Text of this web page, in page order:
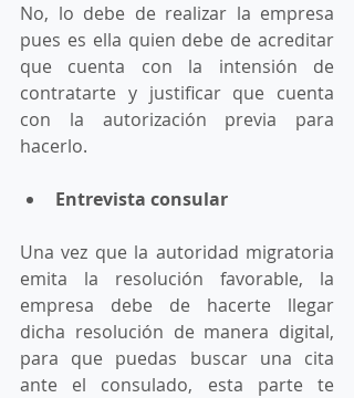
No, lo debe de realizar la empresa
pues es ella quien debe de acreditar
que cuenta con la intensión de
contratarte y justificar que cuenta
con la autorización previa para
hacerlo.
Entrevista consular
Una vez que la autoridad migratoria
emita la resolución favorable, la
empresa debe de hacerte llegar
dicha resolución de manera digital,
para que puedas buscar una cita
ante el consulado, esta parte te